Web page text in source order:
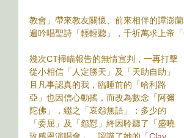
教會」帶來教友關懷、前來相伴的譚澎
遍吟唱聖詩「輕輕聽」，千祈萬求上帝
幾次CT掃瞄報告的無情宣判，一再打擊
從小相信「人定勝天」及「天助自助」
且凡事認真的我，臨睡前的「哈利路
亞」也因信心動搖，而改為數念「阿彌
陀佛」，繼之「哀怨無語」；多少的
「委屈」及「怨懟」終因聆聽了「盛曉